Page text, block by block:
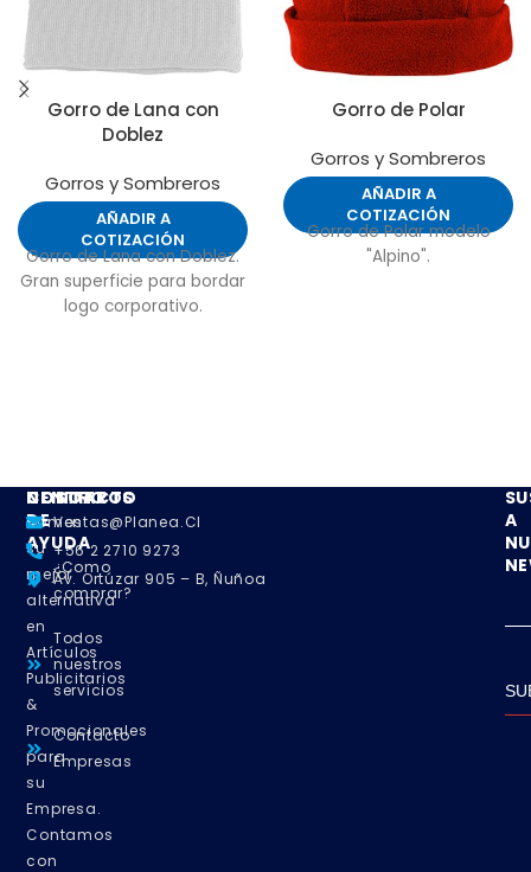
Gorro de Lana con
Doblez
Gorros y Sombreros
AÑADIR A
COTIZACIÓN
Gorro de Lana con Doblez.
Gran superficie para bordar
logo corporativo.
Gorro de Polar
Gorros y Sombreros
AÑADIR A
COTIZACIÓN
Gorro de Polar modelo
"Alpino".
NOSOTROS
Somos
su
mejor
alternativa
en
Artículos
Publicitarios
&
Promocionales
para
su
Empresa.
Contamos
con
CENTRO
DE
AYUDA
¿Como
comprar?
Todos
nuestros
servicios
Contacto
Empresas
CONTACTO
Ventas@planea.cl
+56 2 2710 9273
Av. Ortúzar 905 – B, Ñuñoa
A